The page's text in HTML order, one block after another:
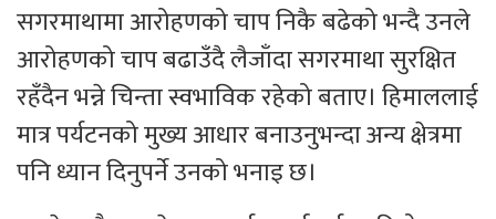
सगरमाथामा आरोहणको चाप निकै बढेको भन्दै उनले
आरोहणको चाप बढाउँदै लैजाँदा सगरमाथा सुरक्षित
रहँदैन भन्ने चिन्ता स्वभाविक रहेको बताए। हिमाललाई
मात्र पर्यटनको मुख्य आधार बनाउनुभन्दा अन्य क्षेत्रमा
पनि ध्यान दिनुपर्ने उनको भनाइ छ।